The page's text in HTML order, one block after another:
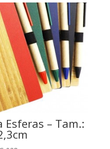
Esferas – Tam.: